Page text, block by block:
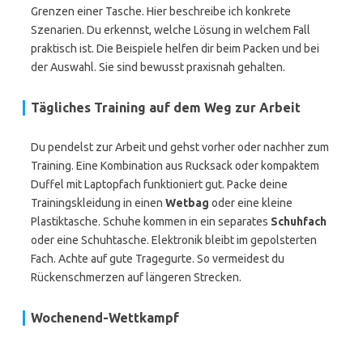
Grenzen einer Tasche. Hier beschreibe ich konkrete
Szenarien. Du erkennst, welche Lösung in welchem Fall
praktisch ist. Die Beispiele helfen dir beim Packen und bei
der Auswahl. Sie sind bewusst praxisnah gehalten.
Tägliches Training auf dem Weg zur Arbeit
Du pendelst zur Arbeit und gehst vorher oder nachher zum
Training. Eine Kombination aus Rucksack oder kompaktem
Duffel mit Laptopfach funktioniert gut. Packe deine
Trainingskleidung in einen Wetbag oder eine kleine
Plastiktasche. Schuhe kommen in ein separates Schuhfach
oder eine Schuhtasche. Elektronik bleibt im gepolsterten
Fach. Achte auf gute Tragegurte. So vermeidest du
Rückenschmerzen auf längeren Strecken.
Wochenend-Wettkampf